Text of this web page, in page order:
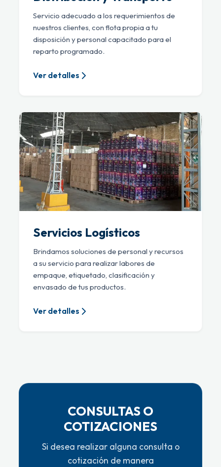
Servicio adecuado a los requerimientos de
nuestros clientes, con flota propia a tu
disposición y personal capacitado para el
reparto programado.
Ver detalles
Servicios Logísticos
Brindamos soluciones de personal y recursos
a su servicio para realizar labores de
empaque, etiquetado, clasificación y
envasado de tus productos.
Ver detalles
CONSULTAS O
COTIZACIONES
Si desea realizar alguna consulta o
cotización de manera